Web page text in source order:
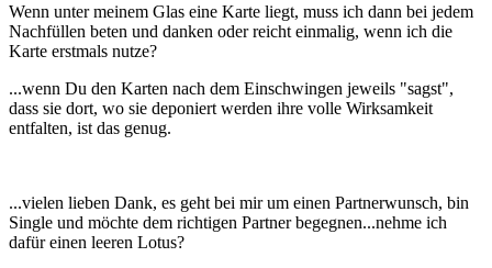
Wenn unter meinem Glas eine Karte liegt, muss ich dann bei jedem
Nachfüllen beten und danken oder reicht einmalig, wenn ich die
Karte erstmals nutze?
...wenn Du den Karten nach dem Einschwingen jeweils "sagst",
dass sie dort, wo sie deponiert werden ihre volle Wirksamkeit
entfalten, ist das genug.
...vielen lieben Dank, es geht bei mir um einen Partnerwunsch, bin
Single und möchte dem richtigen Partner begegnen...nehme ich
dafür einen leeren Lotus?